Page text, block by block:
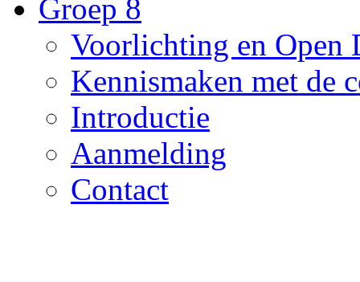
Groep 8
Voorlichting en Open
Kennismaken met de
Introductie
Aanmelding
Contact